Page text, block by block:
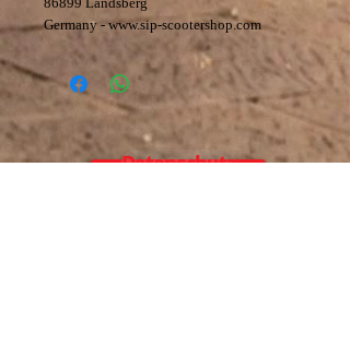
Germany - www.sip-scootershop.com
Datenschutz